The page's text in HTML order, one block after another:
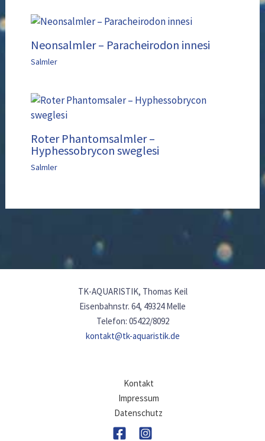
Neonsalmler – Paracheirodon innesi
Salmler
Roter Phantomsalmler –
Hyphessobrycon sweglesi
Salmler
TK-AQUARISTIK, Thomas Keil
Eisenbahnstr. 64, 49324 Melle
Telefon: 05422/8092
kontakt@tk-aquaristik.de
Kontakt
Impressum
Datenschutz